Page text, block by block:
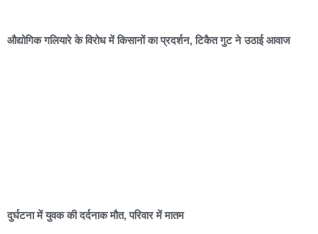
औद्योगिक गलियारे के विरोध में किसानों का प्रदर्शन, टिकैत गुट ने उठाई आवाज
दुर्घटना में युवक की दर्दनाक मौत, परिवार में मातम